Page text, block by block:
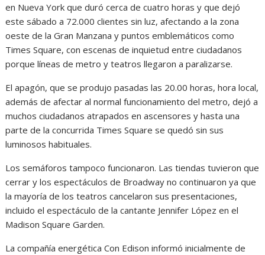
en Nueva York que duró cerca de cuatro horas y que dejó
este sábado a 72.000 clientes sin luz, afectando a la zona
oeste de la Gran Manzana y puntos emblemáticos como
Times Square, con escenas de inquietud entre ciudadanos
porque líneas de metro y teatros llegaron a paralizarse.
El apagón, que se produjo pasadas las 20.00 horas, hora local,
además de afectar al normal funcionamiento del metro, dejó a
muchos ciudadanos atrapados en ascensores y hasta una
parte de la concurrida Times Square se quedó sin sus
luminosos habituales.
Los semáforos tampoco funcionaron. Las tiendas tuvieron que
cerrar y los espectáculos de Broadway no continuaron ya que
la mayoría de los teatros cancelaron sus presentaciones,
incluido el espectáculo de la cantante Jennifer López en el
Madison Square Garden.
La compañía energética Con Edison informó inicialmente de